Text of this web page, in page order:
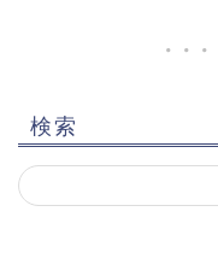
検索